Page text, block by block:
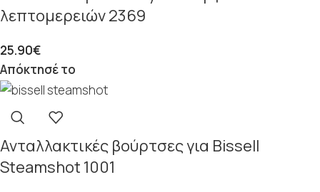
λεπτομερειών 2369
25.90€
Απόκτησέ το
Ανταλλακτικές βούρτσες για Bissell
Steamshot 1001